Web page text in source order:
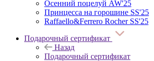
Осенний поцелуй AW'25
Принцесса на горошине SS'25
Raffaello&Ferrero Rocher SS'25
Подарочный сертификат
Назад
Подарочный сертификат